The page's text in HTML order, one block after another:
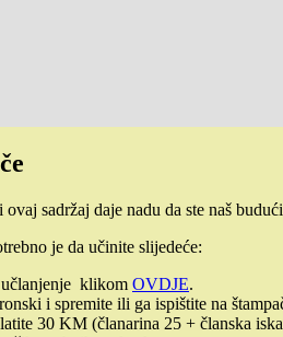
sadržaj daje nadu da ste naš
je da učinite slijedeće:
učlanjenje klikom OVDJE.
i spremite ili ga ispištite na
30 KM (članarina 25 + članska